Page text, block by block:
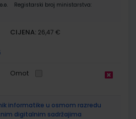
Registarski broj ministarstva:
CIJENA: 26,47 €
Omot
informatike u osmom razredu
digitalnim sadržajima